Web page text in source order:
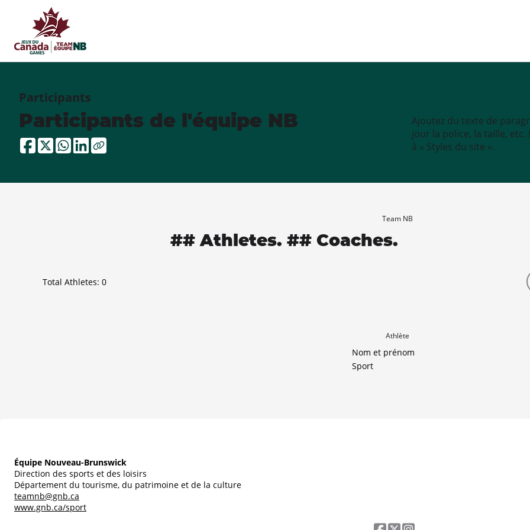
Participants
Participants de l'équipe NB
Ajoutez du texte de
jour la police, la taille,
à « Styles du site ».
Team NB
## Athletes. ## Coaches.
Total Athletes: 0
Athlète
Nom et prénom
Sport
Équipe Nouveau-Brunswick
Direction des sports et des loisirs
Département du tourisme, du patrimoine et de la culture
teamnb@gnb.ca
www.gnb.ca/sport